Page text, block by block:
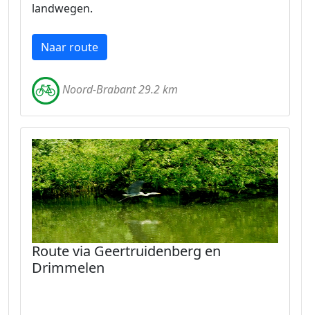
landwegen.
Naar route
Noord-Brabant 29.2 km
Route via Geertruidenberg en
Drimmelen